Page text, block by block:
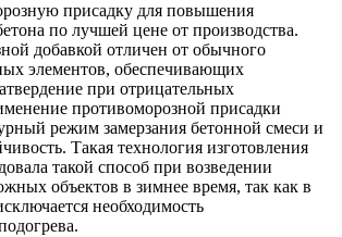
присадку для повышения
по лучшей цене от производства.
добавкой отличен от обычного
элементов, обеспечивающих
при отрицательных
противоморозной присадки
режим замерзания бетонной смеси и
Такая технология изготовления
такой способ при возведении
объектов в зимнее время, так как в
необходимость